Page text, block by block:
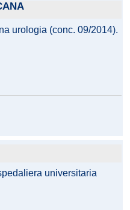
urologia (conc. 09/2014).
universitaria